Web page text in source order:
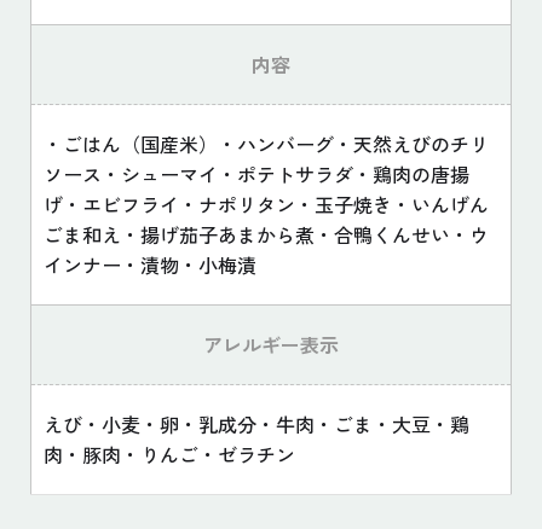
内容
・ごはん（国産米）・ハンバーグ・天然えびのチリ
ソース・シューマイ・ポテトサラダ・鶏肉の唐揚
げ・エビフライ・ナポリタン・玉子焼き・いんげん
ごま和え・揚げ茄子あまから煮・合鴨くんせい・ウ
インナー・漬物・小梅漬
アレルギー表示
えび・小麦・卵・乳成分・牛肉・ごま・大豆・鶏
肉・豚肉・りんご・ゼラチン